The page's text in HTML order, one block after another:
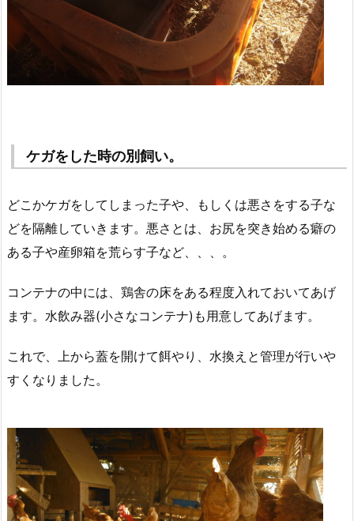
ケガをした時の別飼い。
どこかケガをしてしまった子や、もしくは悪さをする子な
どを隔離していきます。悪さとは、お尻を突き始める癖の
ある子や産卵箱を荒らす子など、、、。
コンテナの中には、鶏舎の床をある程度入れておいてあげ
ます。水飲み器(小さなコンテナ)も用意してあげます。
これで、上から蓋を開けて餌やり、水換えと管理が行いや
すくなりました。